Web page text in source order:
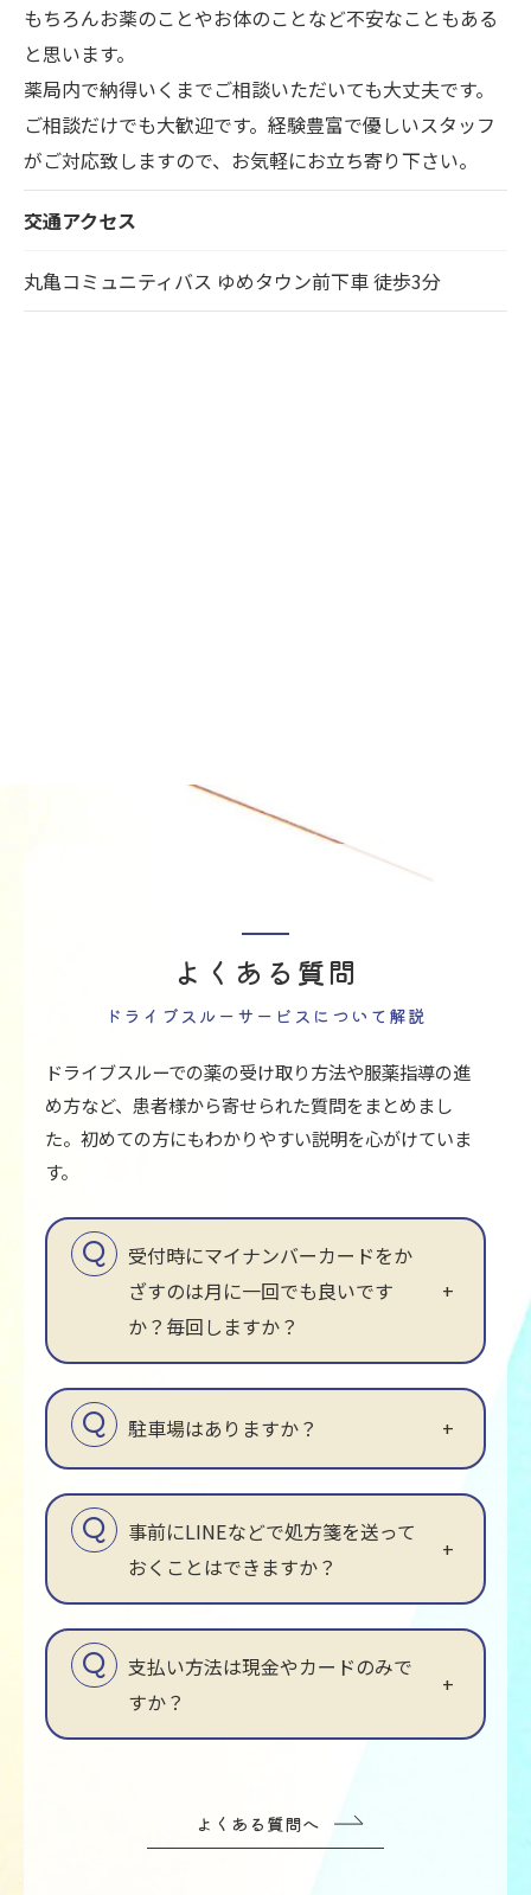
もちろんお薬のことやお体のことなど不安なこともある
と思います。
薬局内で納得いくまでご相談いただいても大丈夫です。
ご相談だけでも大歓迎です。経験豊富で優しいスタッフ
がご対応致しますので、お気軽にお立ち寄り下さい。
交通アクセス
丸亀コミュニティバス ゆめタウン前下車 徒歩3分
ドライブスルーサービスについて解説
よくある質問
ドライブスルーでの薬の受け取り方法や服薬指導の進
め方など、患者様から寄せられた質問をまとめまし
た。初めての方にもわかりやすい説明を心がけていま
す。
受付時にマイナンバーカードをか
ざすのは月に一回でも良いです
か？毎回しますか？
駐車場はありますか？
事前にLINEなどで処方箋を送って
おくことはできますか？
支払い方法は現金やカードのみで
すか？
よくある質問へ